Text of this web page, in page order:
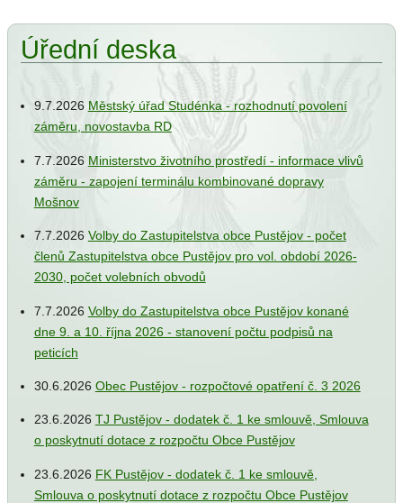
Úřední deska
9.7.2026 Městský úřad Studénka - rozhodnutí povolení
záměru, novostavba RD
7.7.2026 Ministerstvo životního prostředí - informace vlivů
záměru - zapojení terminálu kombinované dopravy
Mošnov
7.7.2026 Volby do Zastupitelstva obce Pustějov - počet
členů Zastupitelstva obce Pustějov pro vol. období 2026-
2030, počet volebních obvodů
7.7.2026 Volby do Zastupitelstva obce Pustějov konané
dne 9. a 10. října 2026 - stanovení počtu podpisů na
peticích
30.6.2026 Obec Pustějov - rozpočtové opatření č. 3 2026
23.6.2026 TJ Pustějov - dodatek č. 1 ke smlouvě, Smlouva
o poskytnutí dotace z rozpočtu Obce Pustějov
23.6.2026 FK Pustějov - dodatek č. 1 ke smlouvě,
Smlouva o poskytnutí dotace z rozpočtu Obce Pustějov